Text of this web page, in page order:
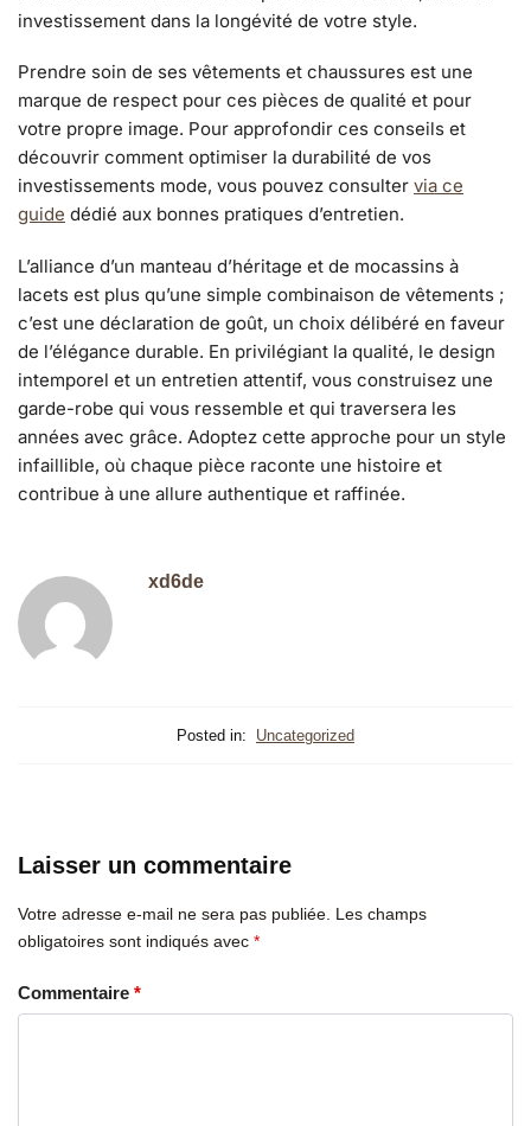
investissement dans la longévité de votre style.
Prendre soin de ses vêtements et chaussures est une
marque de respect pour ces pièces de qualité et pour
votre propre image. Pour approfondir ces conseils et
découvrir comment optimiser la durabilité de vos
investissements mode, vous pouvez consulter via ce
guide dédié aux bonnes pratiques d’entretien.
L’alliance d’un manteau d’héritage et de mocassins à
lacets est plus qu’une simple combinaison de vêtements ;
c’est une déclaration de goût, un choix délibéré en faveur
de l’élégance durable. En privilégiant la qualité, le design
intemporel et un entretien attentif, vous construisez une
garde-robe qui vous ressemble et qui traversera les
années avec grâce. Adoptez cette approche pour un style
infaillible, où chaque pièce raconte une histoire et
contribue à une allure authentique et raffinée.
xd6de
Posted in: Uncategorized
Laisser un commentaire
Votre adresse e-mail ne sera pas publiée. Les champs
obligatoires sont indiqués avec *
Commentaire *